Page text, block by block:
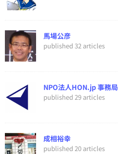
馬場公彦
published 32 articles
NPO法人HON.jp 事務局
published 29 articles
成相裕幸
published 20 articles